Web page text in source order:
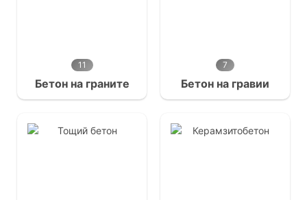
11
Бетон на граните
7
Бетон на гравии